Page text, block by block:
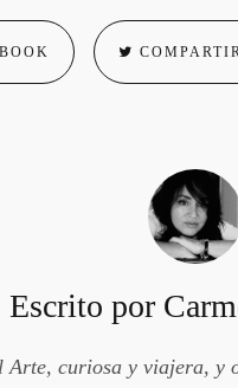
Escrito por
curiosa y viajera, y